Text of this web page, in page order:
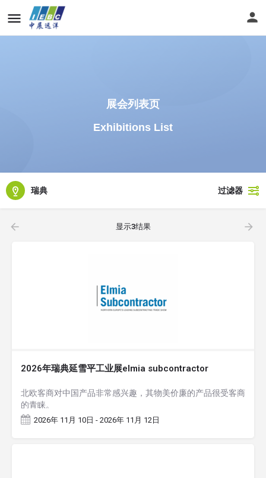
展会列表页
Exhibitions List
瑞典 过滤器
显示3结果
2026年瑞典延雪平工业展elmia subcontractor
北欧客商对中国产品非常感兴趣，其物美价廉的产品很受客商
的青睐。
2026年 11月 10日 - 2026年 11月 12日